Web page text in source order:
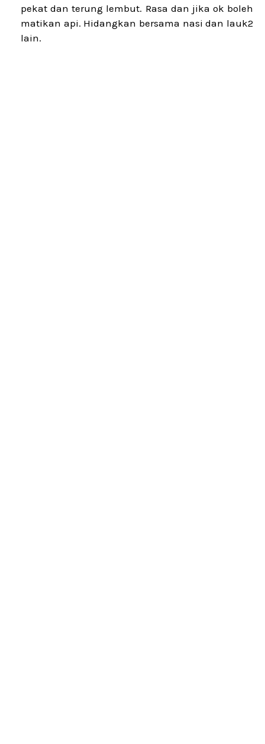
pekat dan terung lembut. Rasa dan jika ok boleh
matikan api. Hidangkan bersama nasi dan lauk2
lain.